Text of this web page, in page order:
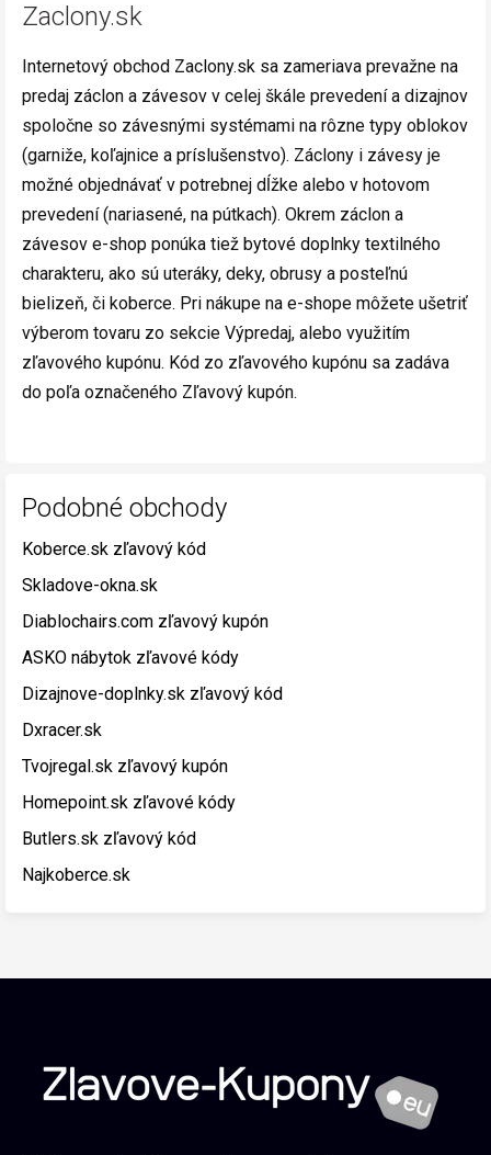
Zaclony.sk
Internetový obchod Zaclony.sk sa zameriava prevažne na
predaj záclon a závesov v celej škále prevedení a dizajnov
spoločne so závesnými systémami na rôzne typy oblokov
(garniže, koľajnice a príslušenstvo). Záclony i závesy je
možné objednávať v potrebnej dĺžke alebo v hotovom
prevedení (nariasené, na pútkach). Okrem záclon a
závesov e-shop ponúka tiež bytové doplnky textilného
charakteru, ako sú uteráky, deky, obrusy a posteľnú
bielizeň, či koberce. Pri nákupe na e-shope môžete ušetriť
výberom tovaru zo sekcie Výpredaj, alebo využitím
zľavového kupónu. Kód zo zľavového kupónu sa zadáva
do poľa označeného Zľavový kupón.
Podobné obchody
Koberce.sk zľavový kód
Skladove-okna.sk
Diablochairs.com zľavový kupón
ASKO nábytok zľavové kódy
Dizajnove-doplnky.sk zľavový kód
Dxracer.sk
Tvojregal.sk zľavový kupón
Homepoint.sk zľavové kódy
Butlers.sk zľavový kód
Najkoberce.sk